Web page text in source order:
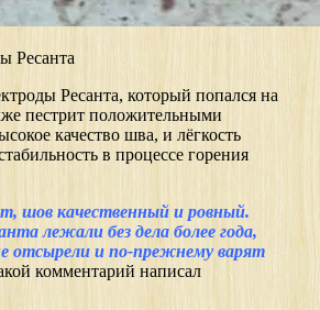
Ресанта
Ресанта, который попался на
пестрит положительными
качество шва, и лёгкость
в процессе горения
шов качественный и ровный.
лежали без дела более года,
отсырели и по-прежнему варят
комментарий написал